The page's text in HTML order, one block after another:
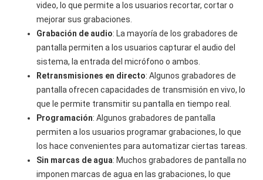
video, lo que permite a los usuarios recortar, cortar o
mejorar sus grabaciones.
Grabación de audio: La mayoría de los grabadores de
pantalla permiten a los usuarios capturar el audio del
sistema, la entrada del micrófono o ambos.
Retransmisiones en directo: Algunos grabadores de
pantalla ofrecen capacidades de transmisión en vivo, lo
que le permite transmitir su pantalla en tiempo real.
Programación: Algunos grabadores de pantalla
permiten a los usuarios programar grabaciones, lo que
los hace convenientes para automatizar ciertas tareas.
Sin marcas de agua: Muchos grabadores de pantalla no
imponen marcas de agua en las grabaciones, lo que